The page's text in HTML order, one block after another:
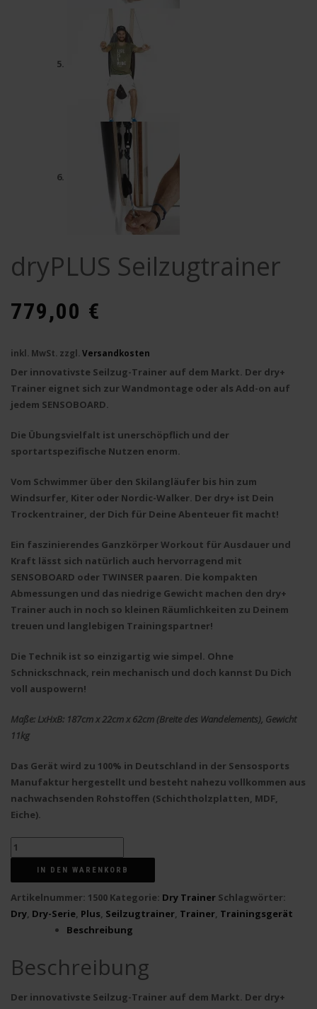
dryPLUS Seilzugtrainer
779,00 €
inkl. MwSt. zzgl. Versandkosten
Der innovativste Seilzug-Trainer auf dem Markt. Der dry+
Trainer eignet sich zur Wandmontage oder als Add-on auf
jedem SENSOBOARD.
Die Übungsvielfalt ist unerschöpflich und der
sportartspezifische Nutzen enorm.
Vom Schwimmer über den Skilangläufer bis hin zum
Windsurfer, Kiter oder Nordic-Walker. Der dry+ ist Dein
Trockentrainer, der Dich für Deine Abenteuer fit macht!
Ein faszinierendes Ganzkörper Workout für Ausdauer und
Kraft lässt sich natürlich auch hervorragend mit
SENSOBOARD oder TWINSER paaren. Die kompakten
Abmessungen und das niedrige Gewicht machen den dry+
Trainer auch in noch so kleinen Räumlichkeiten zu Deinem
treuen und langlebigen Trainingspartner!
Die Technik ist so einzigartig wie simpel. Ohne
Schnickschnack, rein mechanisch und doch kannst Du Dich
voll auspowern!
Maße: LxHxB: 187cm x 22cm x 62cm (Breite des Wandelements), Gewicht
11kg
Das Gerät wird zu 100% in Deutschland in der Sensosports
Manufaktur hergestellt und besteht nahezu vollkommen aus
nachwachsenden Rohstoffen (Schichtholzplatten, MDF,
Eiche).
dryPLUS
Seilzugtrainer
Menge
IN DEN WARENKORB
Artikelnummer: 1500 Kategorie: Dry Trainer Schlagwörter:
Dry, Dry-Serie, Plus, Seilzugtrainer, Trainer, Trainingsgerät
Beschreibung
Beschreibung
Der innovativste Seilzug-Trainer auf dem Markt. Der dry+